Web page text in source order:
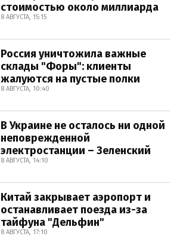
стоимостью около миллиарда
8 АВГУСТА, 15:15
Россия уничтожила важные
склады "Форы": клиенты
жалуются на пустые полки
8 АВГУСТА, 10:40
В Украине не осталось ни одной
неповрежденной
электростанции – Зеленский
8 АВГУСТА, 14:10
Китай закрывает аэропорт и
останавливает поезда из-за
тайфуна "Дельфин"
8 АВГУСТА, 17:10